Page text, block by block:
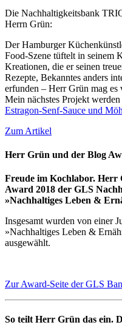
Die Nachhaltigkeitsbank
Herrn Grün:
Der Hamburger
Food-Szene tüftelt in seinem
Kreationen, die er seinen
Rezepte, Bekanntes anders
erfunden – Herr Grün mag es
Mein nächstes Projekt
Estragon-Senf-Sauce und
Zum Artikel
Herr Grün und der Blog
Freude im Kochlabor.
Award 2018 der GLS
»Nachhaltiges Leben &
Insgesamt wurden von einer
»Nachhaltiges Leben &
ausgewählt.
Zur Award-Seite der GLS
So teilt Herr Grün das ein.